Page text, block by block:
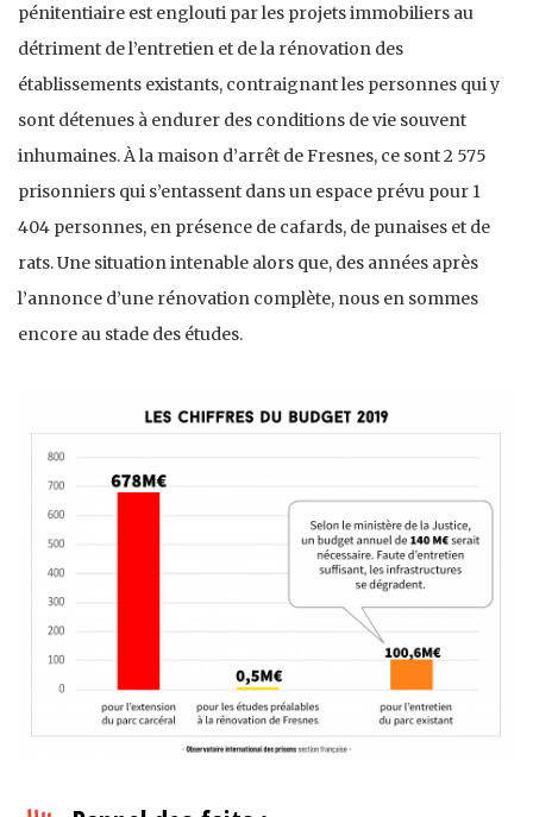
pénitentiaire est englouti par les projets immobiliers au
détriment de l’entretien et de la rénovation des
établissements existants, contraignant les personnes qui y
sont détenues à endurer des conditions de vie souvent
inhumaines. À la maison d’arrêt de Fresnes, ce sont 2 575
prisonniers qui s’entassent dans un espace prévu pour 1
404 personnes, en présence de cafards, de punaises et de
rats. Une situation intenable alors que, des années après
l’annonce d’une rénovation complète, nous en sommes
encore au stade des études.